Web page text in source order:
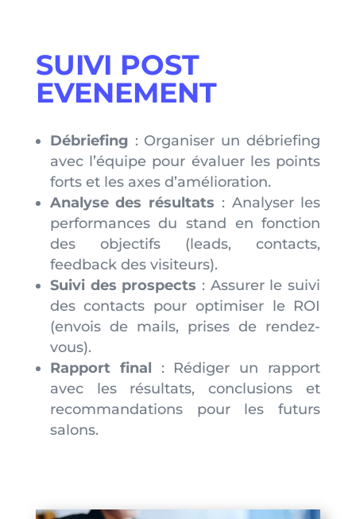
SUIVI POST
EVENEMENT
Débriefing : Organiser un débriefing
avec l’équipe pour évaluer les points
forts et les axes d’amélioration.
Analyse des résultats : Analyser les
performances du stand en fonction
des objectifs (leads, contacts,
feedback des visiteurs).
Suivi des prospects : Assurer le suivi
des contacts pour optimiser le ROI
(envois de mails, prises de rendez-
vous).
Rapport final : Rédiger un rapport
avec les résultats, conclusions et
recommandations pour les futurs
salons.